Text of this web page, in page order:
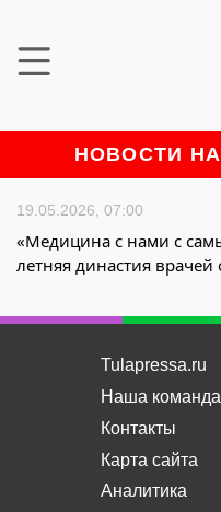
НОВОСТИ
19.05.2026, 07:00
«Медицина с нами с
летняя династия врачей
Tulapressa.ru
Наша команда
Контакты
Карта сайта
Аналитика